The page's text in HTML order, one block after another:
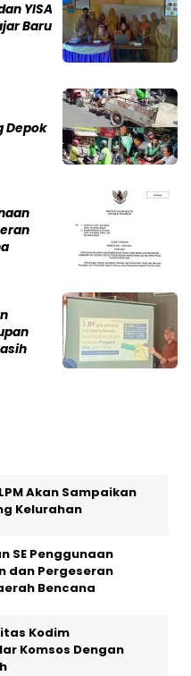
YISA
Baru
Depok
Akan Sampaikan
Kelurahan
SE Penggunaan
dan Pergeseran
Bencana
Kodim
Komsos Dengan